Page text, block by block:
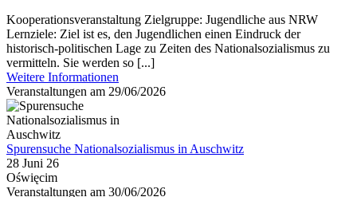
Kooperationsveranstaltung Zielgruppe: Jugendliche aus NRW
Lernziele: Ziel ist es, den Jugendlichen einen Eindruck der
historisch-politischen Lage zu Zeiten des Nationalsozialismus zu
vermitteln. Sie werden so [...]
Weitere Informationen
Veranstaltungen am 29/06/2026
Spurensuche Nationalsozialismus in Auschwitz
28 Juni 26
Oświęcim
Veranstaltungen am 30/06/2026